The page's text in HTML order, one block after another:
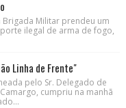
Brigada Militar prendeu um
ilegal de arma de fogo,
Linha de Frente"
pelo Sr. Delegado de
cumpriu na manhã